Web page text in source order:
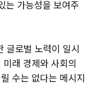
는 가능성을 보여주
글로벌 노력이 일시
래 경제와 사회의
수는 없다는 메시지